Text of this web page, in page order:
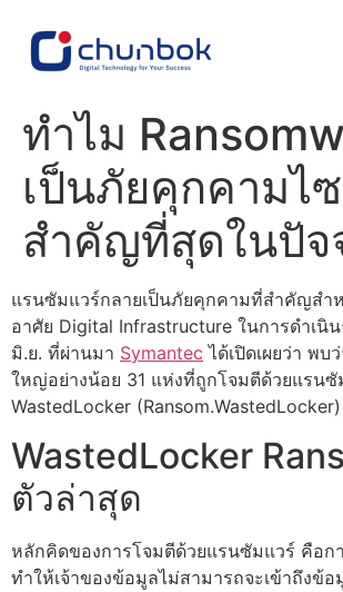
ทำไม
เป็นภัยคุกคามไ
สำคัญที่สุดในปัจ
แรนซัมแวร์กลายเป็นภัยคุกคามที่สำคัญสำ
อาศัย Digital Infrastructure ในการดำเนิ
มิ.ย. ที่ผ่านมา Symantec ได้เปิดเผยว่า พ
ใหญ่อย่างน้อย 31 แห่งที่ถูกโจมตีด้วยแรนซั
WastedLocker (Ransom.WastedLocker)
WastedLocker
ตัวล่าสุด
หลักคิดของการโจมตีด้วยแรนซัมแวร์ คือก
ทำให้เจ้าของข้อมูลไม่สามารถจะเข้าถึงข้อ